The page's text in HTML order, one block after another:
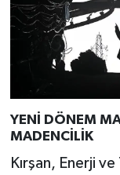
YENİ DÖNEM
MADENCİLİK
Kırşan, Enerji ve